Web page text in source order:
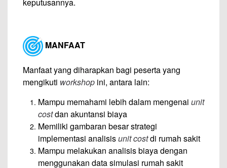
MANFAAT
Manfaat yang diharapkan bagi peserta yang
mengikuti workshop ini, antara lain:
Mampu memahami lebih dalam mengenai unit
costdan akuntansi biaya
Memiliki gambaran besar strategi
implementasi analisisunit costdi rumah sakit
Mampu melakukan analisis biaya dengan
menggunakan data simulasi rumah sakit